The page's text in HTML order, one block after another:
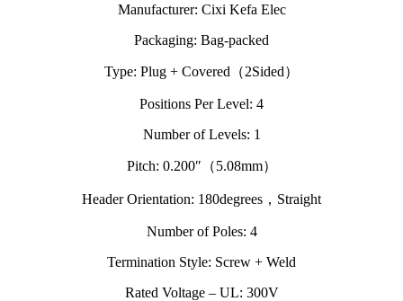
Manufacturer: Cixi Kefa Elec
Packaging: Bag-packed
Type: Plug + Covered（2Sided）
Positions Per Level: 4
Number of Levels: 1
Pitch: 0.200″（5.08mm）
Header Orientation: 180degrees，Straight
Number of Poles: 4
Termination Style: Screw + Weld
Rated Voltage – UL: 300V